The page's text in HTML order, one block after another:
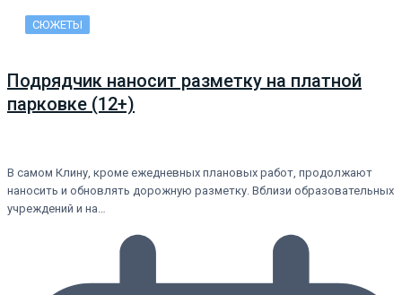
СЮЖЕТЫ
Подрядчик наносит разметку на платной
парковке (12+)
В самом Клину, кроме ежедневных плановых работ, продолжают
наносить и обновлять дорожную разметку. Вблизи образовательных
учреждений и на…